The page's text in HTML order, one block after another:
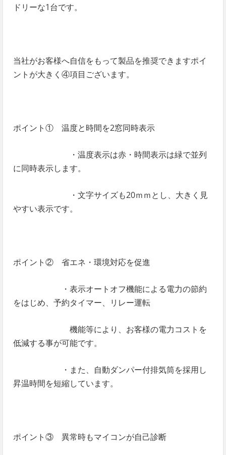
ドリーな1台です。
当社がお客様へ自信をもって製品を推奨できますポイ
ントが大きく④項目ございます。
ポイント① 温度と時間を2窓同時表示
・温度表示は赤・時間表示は緑で並列
に同時表示します。
・文字サイズも20ｍｍとし、大きく見
やすい表示です。
ポイント② 省エネ・環境対応を促進
・表示オートオフ機能による電力の節約
をはじめ、予約タイマー、リレー運転
機能等により、お客様の電力コストを
低減する事が可能です。
・また、自動ダンパー付排気筒を採用し
昇温時間を短縮しています。
ポイント③ 異常時もマイコンが自己診断